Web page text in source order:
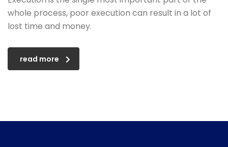
whole process, poor execution can result in a lot of
lost time and money.
read more